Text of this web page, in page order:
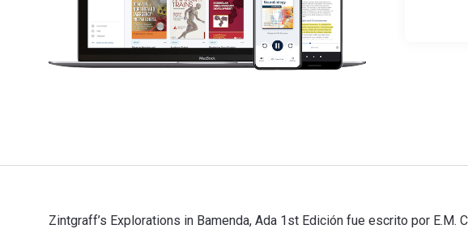
Zintgraff’s Explorations in Bamenda, Ada 1st Edición fue escrito por